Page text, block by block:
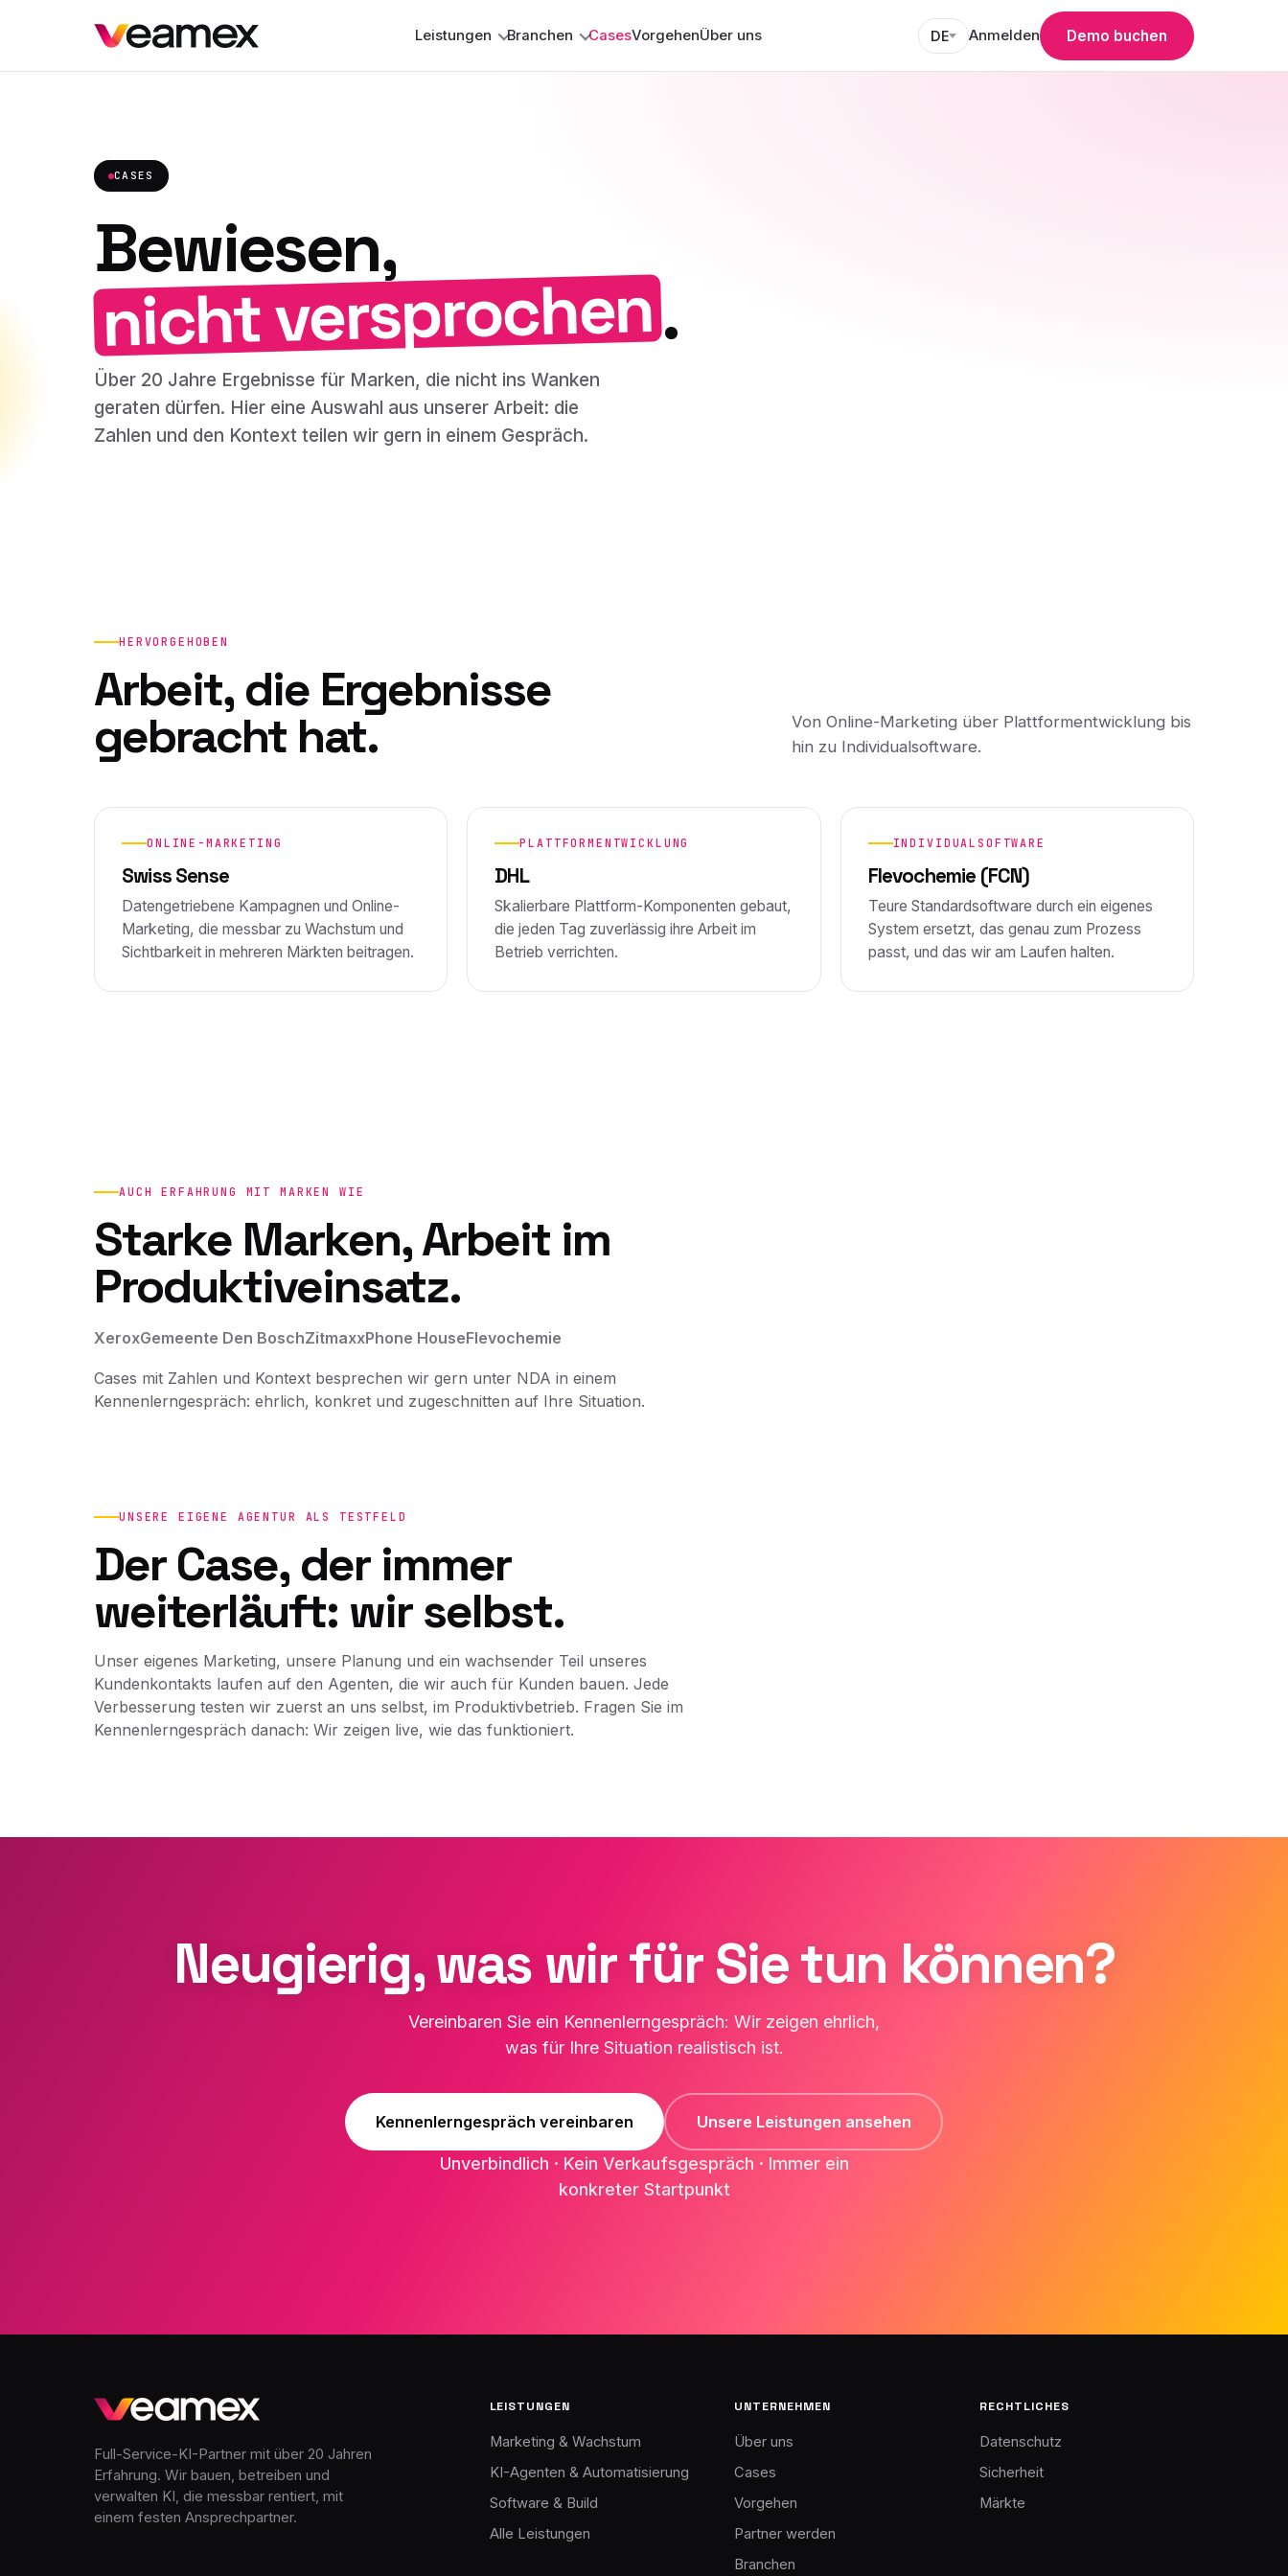
Leistungen Branchen CasesVorgehenÜber uns DE Anmelden Demo buchen
CASES
Bewiesen,
nicht versprochen.
Über 20 Jahre Ergebnisse für Marken, die nicht ins Wanken
geraten dürfen. Hier eine Auswahl aus unserer Arbeit: die
Zahlen und den Kontext teilen wir gern in einem Gespräch.
HERVORGEHOBEN
Arbeit, die Ergebnisse
gebracht hat.
Von Online-Marketing über Plattformentwicklung bis
hin zu Individualsoftware.
ONLINE-MARKETING
Swiss Sense
Datengetriebene Kampagnen und Online-
Marketing, die messbar zu Wachstum und
Sichtbarkeit in mehreren Märkten beitragen.
PLATTFORMENTWICKLUNG
DHL
Skalierbare Plattform-Komponenten gebaut,
die jeden Tag zuverlässig ihre Arbeit im
Betrieb verrichten.
INDIVIDUALSOFTWARE
Flevochemie (FCN)
Teure Standardsoftware durch ein eigenes
System ersetzt, das genau zum Prozess
passt, und das wir am Laufen halten.
AUCH ERFAHRUNG MIT MARKEN WIE
Starke Marken, Arbeit im
Produktiveinsatz.
XeroxGemeente Den BoschZitmaxxPhone HouseFlevochemie
Cases mit Zahlen und Kontext besprechen wir gern unter NDA in einem
Kennenlerngespräch: ehrlich, konkret und zugeschnitten auf Ihre Situation.
UNSERE EIGENE AGENTUR ALS TESTFELD
Der Case, der immer
weiterläuft: wir selbst.
Unser eigenes Marketing, unsere Planung und ein wachsender Teil unseres
Kundenkontakts laufen auf den Agenten, die wir auch für Kunden bauen. Jede
Verbesserung testen wir zuerst an uns selbst, im Produktivbetrieb. Fragen Sie im
Kennenlerngespräch danach: Wir zeigen live, wie das funktioniert.
Neugierig, was wir für Sie tun können?
Vereinbaren Sie ein Kennenlerngespräch: Wir zeigen ehrlich,
was für Ihre Situation realistisch ist.
Kennenlerngespräch vereinbaren Unsere Leistungen ansehen
Unverbindlich · Kein Verkaufsgespräch · Immer ein
konkreter Startpunkt
Full-Service-KI-Partner mit über 20 Jahren
Erfahrung. Wir bauen, betreiben und
verwalten KI, die messbar rentiert, mit
einem festen Ansprechpartner.
LEISTUNGEN
Marketing & Wachstum
KI-Agenten & Automatisierung
Software & Build
Alle Leistungen
UNTERNEHMEN
Über uns
Cases
Vorgehen
Partner werden
Branchen
RECHTLICHES
Datenschutz
Sicherheit
Märkte